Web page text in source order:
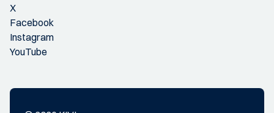
X
Facebook
Instagram
YouTube